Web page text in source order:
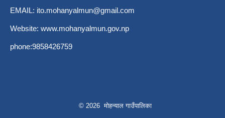
EMAIL: ito.mohanyalmun@gmail.com
Website: www.mohanyalmun.gov.np
phone:9858426759
© 2026 मोहन्याल गाउँपालिका